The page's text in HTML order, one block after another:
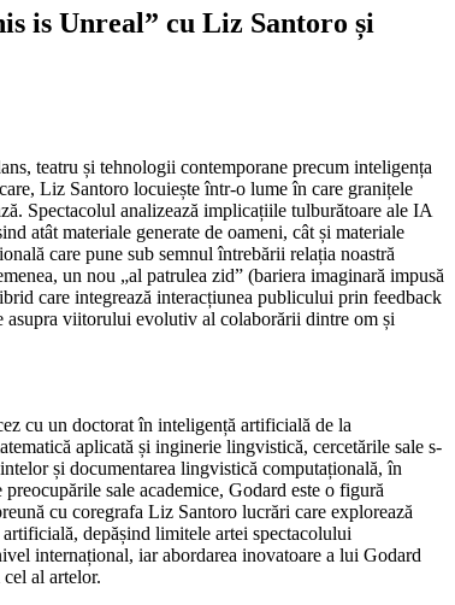
is Unreal” cu Liz Santoro și
teatru și tehnologii contemporane precum inteligența
Liz Santoro locuiește într-o lume în care granițele
Spectacolul analizează implicațiile tulburătoare ale IA
atât materiale generate de oameni, cât și materiale
care pune sub semnul întrebării relația noastră
un nou „al patrulea zid” (bariera imaginară impusă
care integrează interacțiunea publicului prin feedback
viitorului evolutiv al colaborării dintre om și
cu un doctorat în inteligență artificială de la
aplicată și inginerie lingvistică, cercetările sale s-
și documentarea lingvistică computațională, în
sale academice, Godard este o figură
cu coregrafa Liz Santoro lucrări care explorează
depășind limitele artei spectacolului
internațional, iar abordarea inovatoare a lui Godard
al artelor.